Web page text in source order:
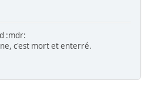
:mdr:
c'est mort et enterré.